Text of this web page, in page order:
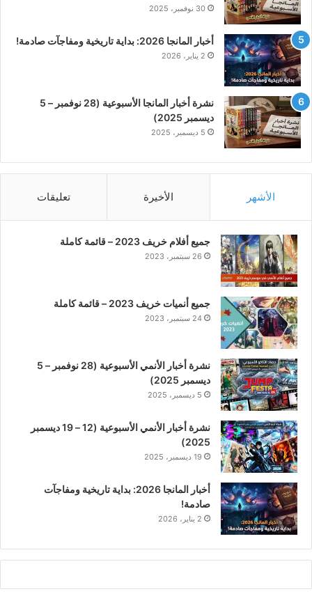
30 نوفمبر، 2025
أخبار المانجا 2026: بداية تاريخية ومفاجآت صادمة!
2 يناير، 2026
نشرة أخبار المانجا الأسبوعية (28 نوفمبر – 5
ديسمبر 2025)
5 ديسمبر، 2025
الأشهر الأخيرة تعليقات
جميع أفلام خريف 2023 – قائمة كاملة
26 سبتمبر، 2023
جميع أنميات خريف 2023 – قائمة كاملة
24 سبتمبر، 2023
نشرة أخبار الأنمي الأسبوعية (28 نوفمبر – 5
ديسمبر 2025)
5 ديسمبر، 2025
نشرة أخبار الأنمي الأسبوعية (12 – 19 ديسمبر
2025)
19 ديسمبر، 2025
أخبار المانجا 2026: بداية تاريخية ومفاجآت
صادمة!
2 يناير، 2026